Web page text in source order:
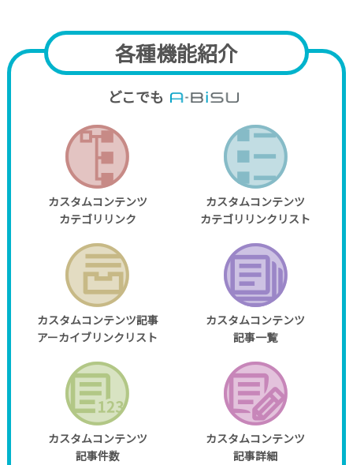
各種機能紹介
どこでも
カスタムコンテンツ
カテゴリリンク
カスタムコンテンツ
カテゴリリンクリスト
カスタムコンテンツ記事
アーカイブリンクリスト
カスタムコンテンツ
記事一覧
カスタムコンテンツ
記事件数
カスタムコンテンツ
記事詳細